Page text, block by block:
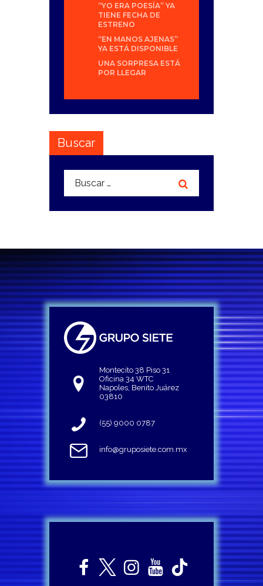
“YO ERA POESÍA” YA
TIENE FECHA DE
ESTRENO
“EN MANOS AJENAS”
YA ESTÁ DISPONIBLE
UNA SORPRESA ESTÁ
POR LLEGAR
Buscar
Buscar:
Montecito 38 Piso 31
Oficina 34 WTC
Napoles, Benito Juárez
03810
(55) 9000 0787
info@gruposiete.com.mx